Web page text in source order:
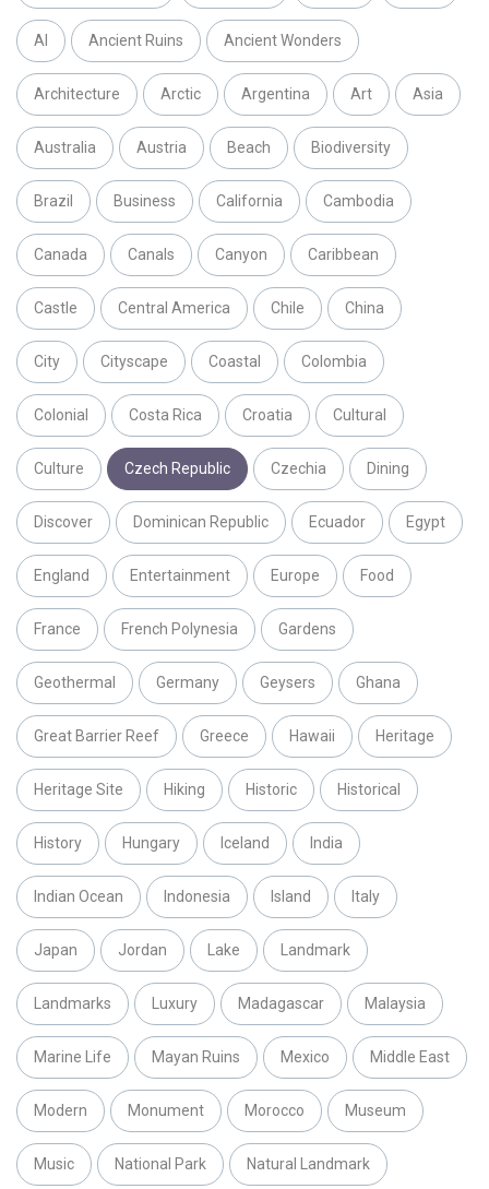
AI Ancient Ruins Ancient Wonders
Architecture Arctic Argentina Art Asia
Australia Austria Beach Biodiversity
Brazil Business California Cambodia
Canada Canals Canyon Caribbean
Castle Central America Chile China
City Cityscape Coastal Colombia
Colonial Costa Rica Croatia Cultural
Culture Czech Republic Czechia Dining
Discover Dominican Republic Ecuador Egypt
England Entertainment Europe Food
France French Polynesia Gardens
Geothermal Germany Geysers Ghana
Great Barrier Reef Greece Hawaii Heritage
Heritage Site Hiking Historic Historical
History Hungary Iceland India
Indian Ocean Indonesia Island Italy
Japan Jordan Lake Landmark
Landmarks Luxury Madagascar Malaysia
Marine Life Mayan Ruins Mexico Middle East
Modern Monument Morocco Museum
Music National Park Natural Landmark